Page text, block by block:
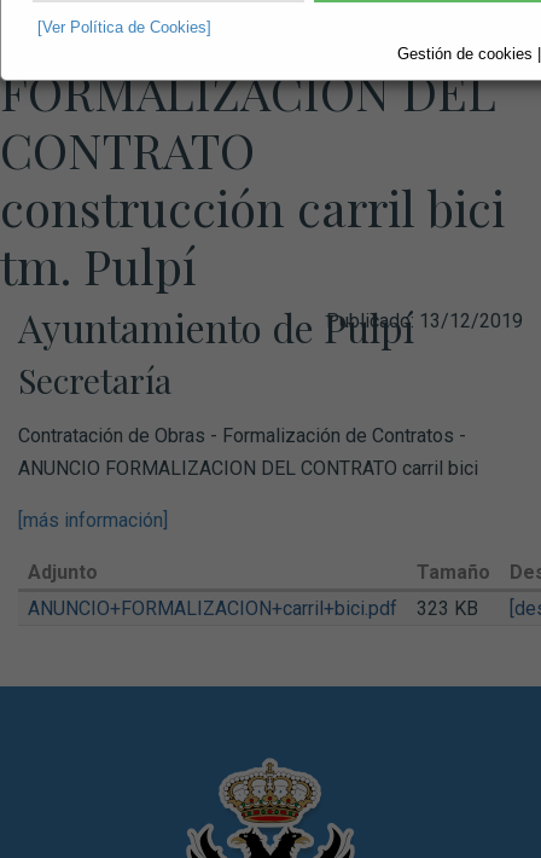
[Ver Política de Cookies]
Gestión de cookies
ANUNCIO DE
FORMALIZACION DEL
CONTRATO
construcción carril bici
tm. Pulpí
Ayuntamiento de Pulpí
Secretaría
Contratación de Obras - Formalización de Contratos -
ANUNCIO FORMALIZACION DEL CONTRATO carril bici
Publicado: 13/12/2019
[más información]
Adjunto Tamaño
ANUNCIO+FORMALIZACION+carril+bici.pdf
323 KB